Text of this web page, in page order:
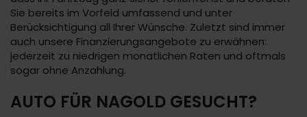
Sie bereits im Vorfeld umfassend und unter
Berücksichtigung all Ihrer Wünsche. Zuletzt sind immer
auch unsere Finanzierungsangebote zu erwähnen:
jederzeit zu niedrigen monatlichen Raten und oftmals
sogar ohne Anzahlung.
AUTO FÜR NAGOLD GESUCHT?